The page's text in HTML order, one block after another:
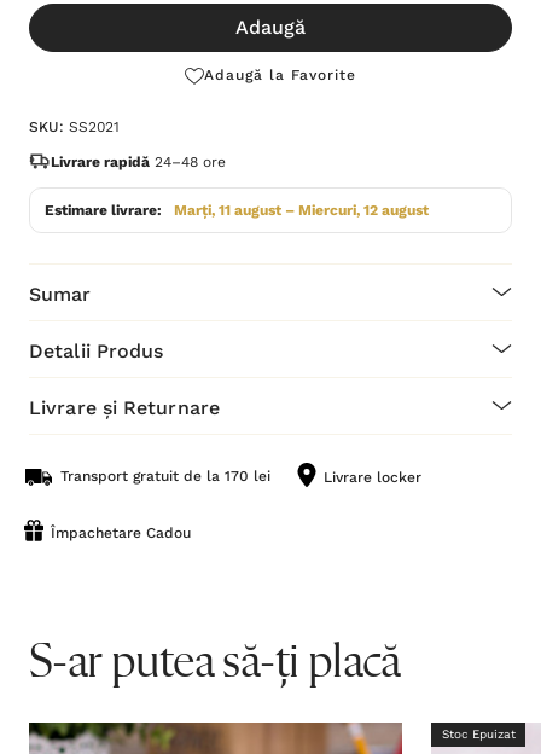
te!
Stocul
Adaugă
Adaugă la Favorite
SKU: SS2021
Livrare rapidă 24–48 ore
Estimare livrare: Marți, 11 august – Miercuri, 12 august
Sumar
Detalii Produs
Livrare și Returnare
Transport gratuit de la 170 lei Livrare locker
Împachetare Cadou
S-ar putea să-ți placă
Stoc Epuizat